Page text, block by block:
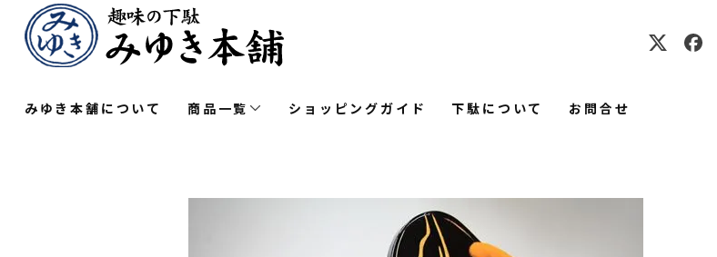
みゆき本舗について 商品一覧 ショッピングガイド 下駄について お問合せ